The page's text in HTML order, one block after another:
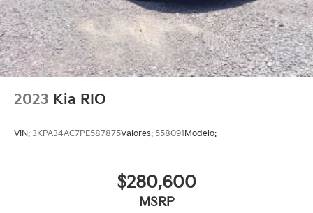
2023 Kia RIO
VIN: 3KPA34AC7PE587875Valores: 558091Modelo:
$280,600
MSRP